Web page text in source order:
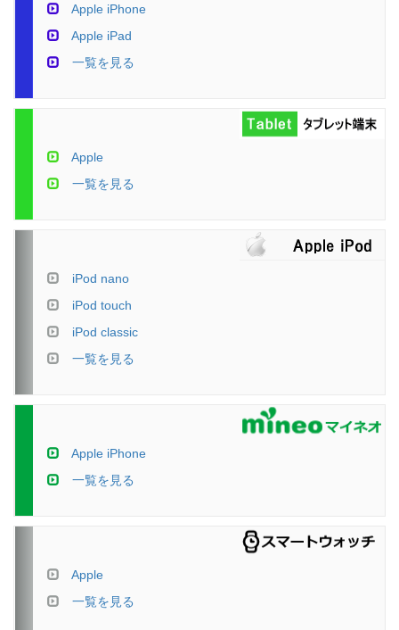
Apple iPhone
Apple iPad
一覧を見る
Apple
一覧を見る
iPod nano
iPod touch
iPod classic
一覧を見る
Apple iPhone
一覧を見る
Apple
一覧を見る